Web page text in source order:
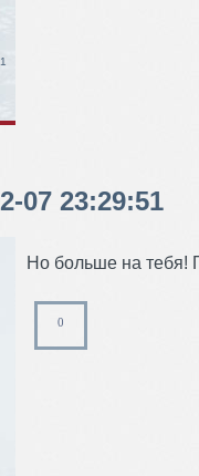
07 23:29:51
Но больше на тебя!
0